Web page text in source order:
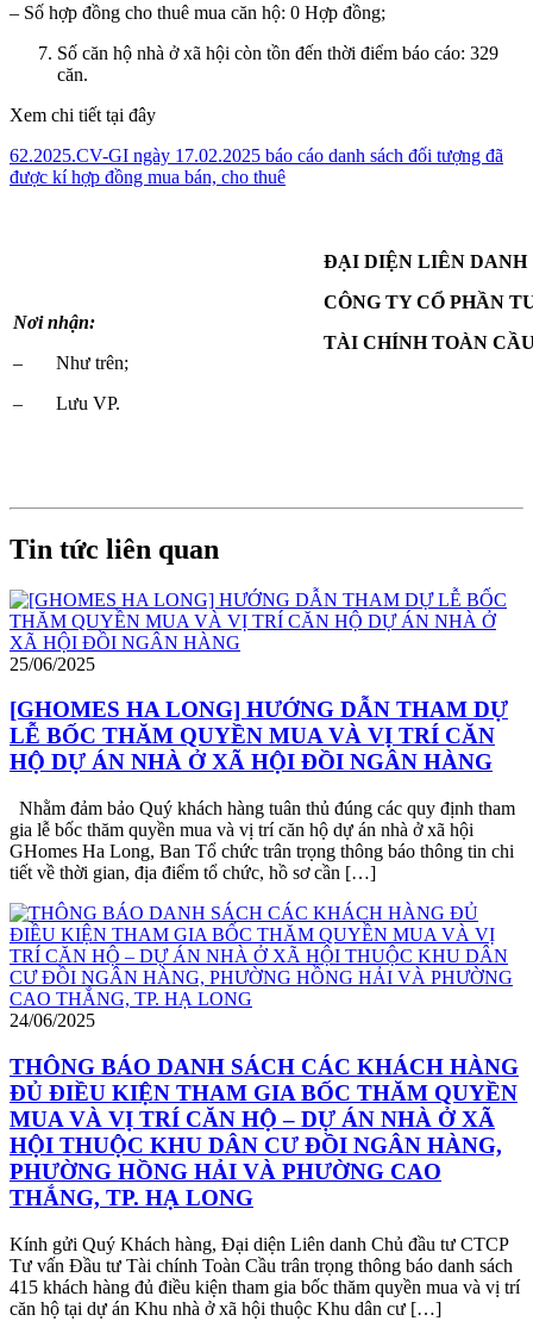
– Số hợp đồng cho thuê mua căn hộ: 0 Hợp đồng;
Số căn hộ nhà ở xã hội còn tồn đến thời điểm báo cáo: 329
căn.
Xem chi tiết tại đây
62.2025.CV-GI ngày 17.02.2025 báo cáo danh sách đối tượng đã
được kí hợp đồng mua bán, cho thuê
Nơi nhận:
– Như trên;
– Lưu VP.
ĐẠI DIỆN LIÊN DANH
CÔNG TY CỔ PHẦN
TÀI CHÍNH TOÀN
Tin tức liên quan
25/06/2025
[GHOMES HA LONG] HƯỚNG DẪN THAM DỰ
LỄ BỐC THĂM QUYỀN MUA VÀ VỊ TRÍ CĂN
HỘ DỰ ÁN NHÀ Ở XÃ HỘI ĐỒI NGÂN HÀNG
Nhằm đảm bảo Quý khách hàng tuân thủ đúng các quy định tham
gia lễ bốc thăm quyền mua và vị trí căn hộ dự án nhà ở xã hội
GHomes Ha Long, Ban Tổ chức trân trọng thông báo thông tin chi
tiết về thời gian, địa điểm tổ chức, hồ sơ cần […]
24/06/2025
THÔNG BÁO DANH SÁCH CÁC KHÁCH HÀNG
ĐỦ ĐIỀU KIỆN THAM GIA BỐC THĂM QUYỀN
MUA VÀ VỊ TRÍ CĂN HỘ – DỰ ÁN NHÀ Ở XÃ
HỘI THUỘC KHU DÂN CƯ ĐỒI NGÂN HÀNG,
PHƯỜNG HỒNG HẢI VÀ PHƯỜNG CAO
THẮNG, TP. HẠ LONG
Kính gửi Quý Khách hàng, Đại diện Liên danh Chủ đầu tư CTCP
Tư vấn Đầu tư Tài chính Toàn Cầu trân trọng thông báo danh sách
415 khách hàng đủ điều kiện tham gia bốc thăm quyền mua và vị trí
căn hộ tại dự án Khu nhà ở xã hội thuộc Khu dân cư […]